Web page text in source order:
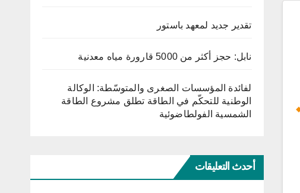
تقدير جديد لمعهد باستور
نابل: حجز أكثر من 5000 قارورة مياه معدنية
لفائدة المؤسسات الصغرى والمتوسّطة: الوكالة
الوطنية للتحكّم في الطاقة تطلق مشروع الطاقة
الشمسية الفولطاضوئية
أحدث التعليقات